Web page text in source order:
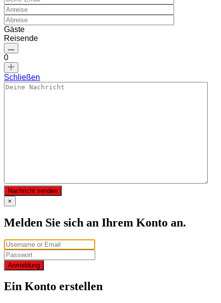
Gäste
Reisende
0
Schließen
Nachricht senden
×
Melden Sie sich an Ihrem Konto an.
Anmeldung
Ein Konto erstellen